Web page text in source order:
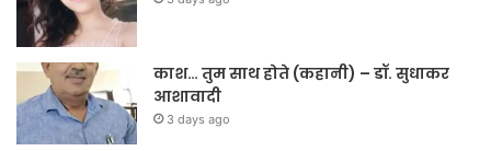
काश… तुम साथ होते (कहानी) – डॉ. सुधाकर
आशावादी
3 days ago